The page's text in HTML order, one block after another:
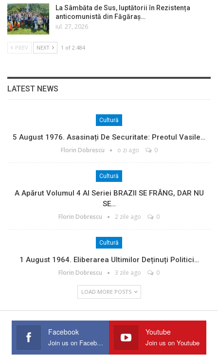
La Sâmbăta de Sus, luptătorii în Rezistența
anticomunistă din Făgăraș…
iul. 27, 2026
PREV NEXT 1 of 2.484
LATEST NEWS
Cultură
5 August 1976. Asasinați De Securitate: Preotul Vasile…
Florin Dobrescu o zi ago 0
Cultură
A Apărut Volumul 4 Al Seriei BRAZII SE FRÂNG, DAR NU
SE…
Florin Dobrescu 2 zile ago 0
Cultură
1 August 1964. Eliberarea Ultimilor Deținuți Politici…
Florin Dobrescu 3 zile ago 0
LOAD MORE POSTS
Facebook
Join us on Facebook
Youtube
Join us on Youtube